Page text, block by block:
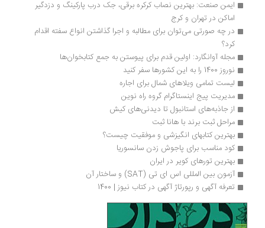
اماکن در تهران و کرج
کرد؟
مجله‌ آوانگارد: اولین قدم برای پیوستن به جمع کتابخوان‌ها
نوروز 1400 را به این کشورها سفر کنید
لیست تمامی ویلاهای شمال برای اجاره
مدیریت پیج اینستاگرام گروه راه نوین
از جاذبه‌های استانبول تا دیدنی‌های کیش
مراحل ثبت برند با هانا ثبت
بهترین کتابهای انگیزشی و موفقیت چیست؟
کود مناسب برای پاجوش زدن سانسوریا
بهترین تورهای کویر در ایران
آزمون بین المللی اس ای تی (SAT) و ساختار آن
تعرفه آگهی و رپورتاژ آگهی در کتاب نیوز | 1400